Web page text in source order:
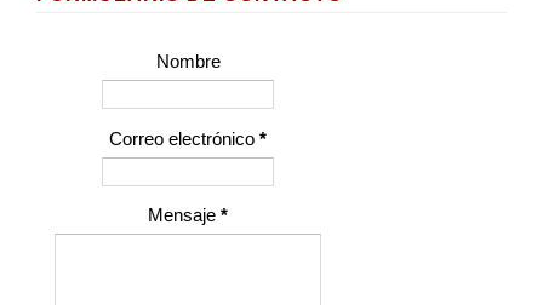
Nombre
Correo electrónico *
Mensaje *